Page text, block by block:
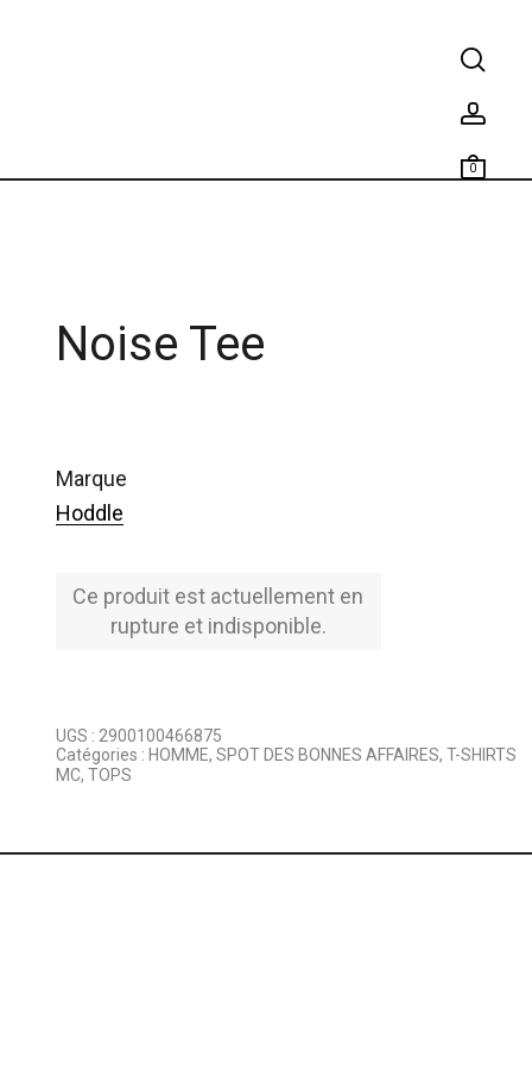
0
Noise Tee
marque
Hoddle
Ce produit est actuellement en
rupture et indisponible.
UGS : 2900100466875
Catégories : HOMME, SPOT DES BONNES AFFAIRES, T-SHIRTS
MC, TOPS